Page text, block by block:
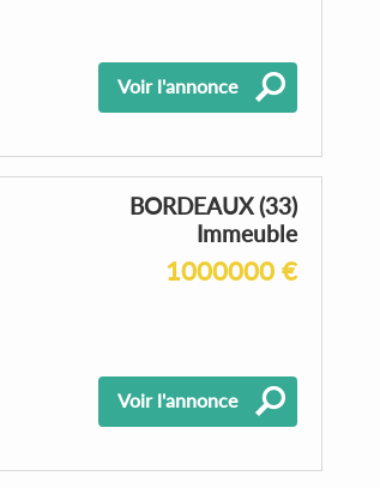
Voir l'annonce
BORDEAUX (33)
Immeuble
1000000 €
Voir l'annonce